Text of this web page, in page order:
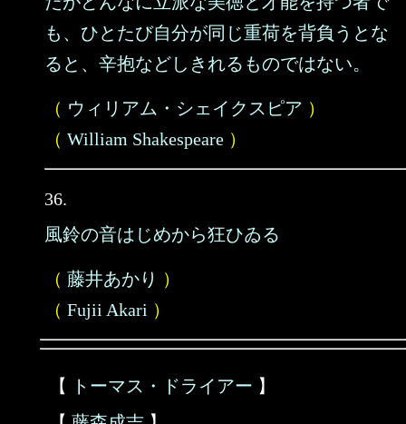
も、ひとたび自分が同じ重荷を背負うとな
ると、辛抱などしきれるものではない。
（ ウィリアム・シェイクスピア ）
（ William Shakespeare ）
36.
風鈴の音はじめから狂ひゐる
（ 藤井あかり ）
（ Fujii Akari ）
【 トーマス・ドライアー 】